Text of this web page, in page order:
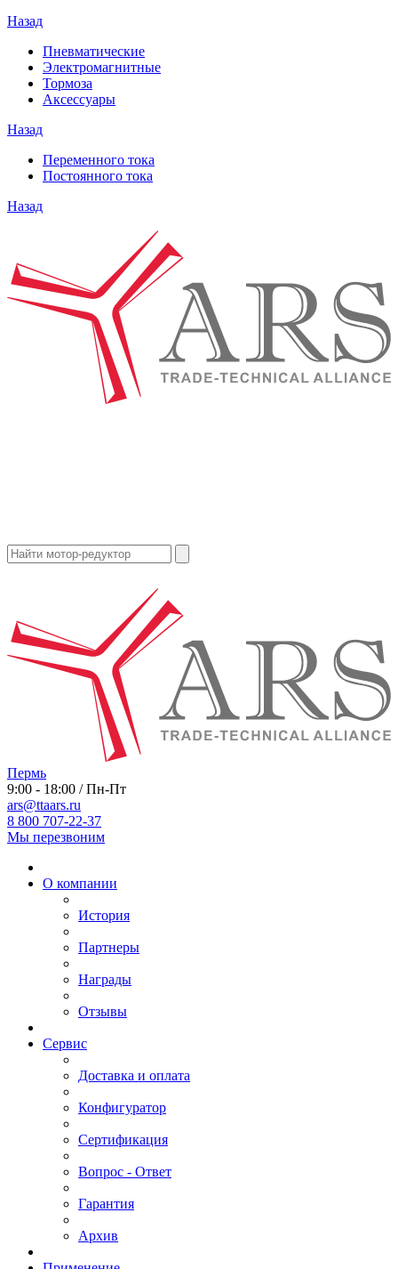
Назад
Пневматические
Электромагнитные
Тормоза
Аксессуары
Назад
Переменного тока
Постоянного тока
Назад
Пермь
9:00 - 18:00 / Пн-Пт
ars@ttaars.ru
8 800 707-22-37
Мы перезвоним
О компании
История
Партнеры
Награды
Отзывы
Сервис
Доставка и оплата
Конфигуратор
Сертификация
Вопрос - Ответ
Гарантия
Архив